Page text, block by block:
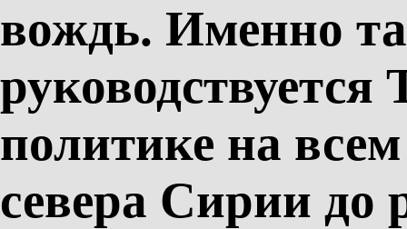
вождь. Именно
руководствуется
политике на
севера Сирии до